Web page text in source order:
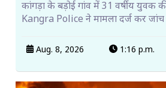
कांगड़ा के बड़ोई गांव में 31 वर्षीय युवक
Kangra Police ने मामला दर्ज कर
Aug. 8, 2026 1:16 p.m.